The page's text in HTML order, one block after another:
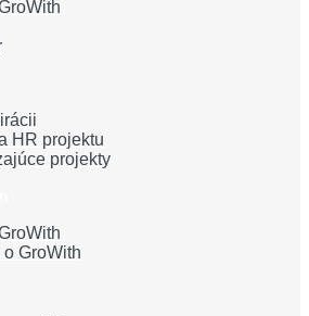
HR projektu
projekty
o GroWith